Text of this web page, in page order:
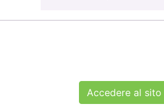
Accedere al sito